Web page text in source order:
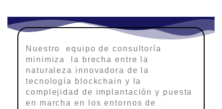
Nuestro equipo de consultoría
minimiza la brecha entre la
naturaleza innovadora de la
tecnología blockchain y la
complejidad de implantación y puesta
en marcha en los entornos de